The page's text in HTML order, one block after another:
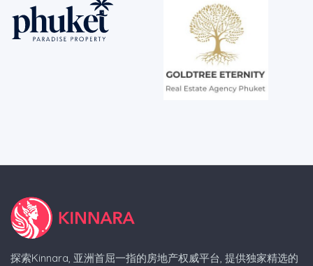
探索Kinnara, 亚洲首屈一指的房地产权威平台, 提供独家精选的